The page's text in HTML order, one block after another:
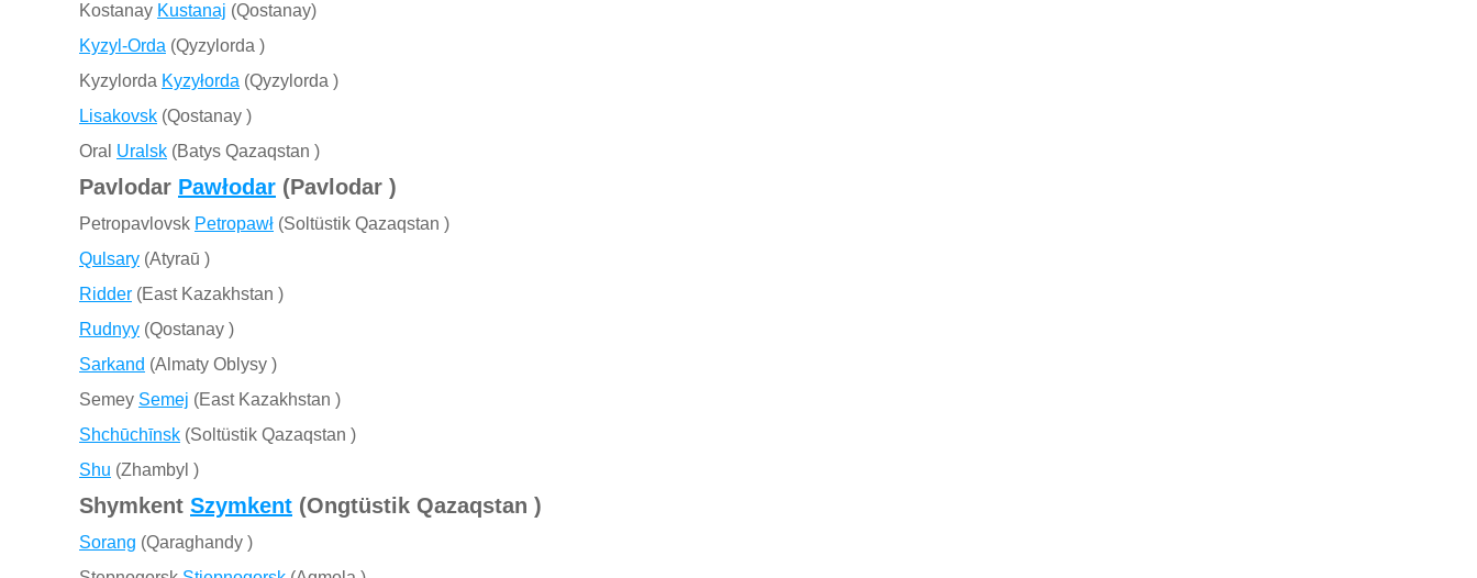
Kostanay Kustanaj (Qostanay)
Kyzyl-Orda (Qyzylorda )
Kyzylorda Kyzyłorda (Qyzylorda )
Lisakovsk (Qostanay )
Oral Uralsk (Batys Qazaqstan )
Pavlodar Pawłodar (Pavlodar )
Petropavlovsk Petropawł (Soltüstik Qazaqstan )
Qulsary (Atyraū )
Ridder (East Kazakhstan )
Rudnyy (Qostanay )
Sarkand (Almaty Oblysy )
Semey Semej (East Kazakhstan )
Shchūchīnsk (Soltüstik Qazaqstan )
Shu (Zhambyl )
Shymkent Szymkent (Ongtüstik Qazaqstan )
Sorang (Qaraghandy )